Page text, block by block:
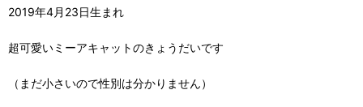
2019年4月23日生まれ
超可愛いミーアキャットのきょうだいです
（まだ小さいので性別は分かりません）